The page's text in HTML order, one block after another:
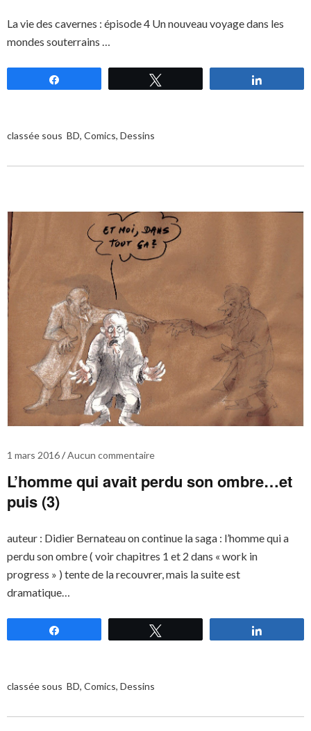
La vie des cavernes : épisode 4 Un nouveau voyage dans les
mondes souterrains …
classée sous BD, Comics, Dessins
1 mars 2016 Aucun commentaire
L’homme qui avait perdu son ombre…et
puis (3)
auteur : Didier Bernateau on continue la saga : l’homme qui a
perdu son ombre ( voir chapitres 1 et 2 dans « work in
progress » ) tente de la recouvrer, mais la suite est
dramatique…
classée sous BD, Comics, Dessins